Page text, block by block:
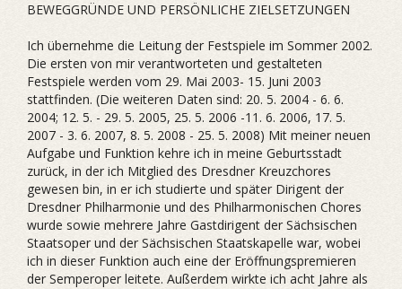
BEWEGGRÜNDE UND PERSÖNLICHE ZIELSETZUNGEN
Ich übernehme die Leitung der Festspiele im Sommer 2002.
Die ersten von mir verantworteten und gestalteten
Festspiele werden vom 29. Mai 2003- 15. Juni 2003
stattfinden. (Die weiteren Daten sind: 20. 5. 2004 - 6. 6.
2004; 12. 5. - 29. 5. 2005, 25. 5. 2006 -11. 6. 2006, 17. 5.
2007 - 3. 6. 2007, 8. 5. 2008 - 25. 5. 2008) Mit meiner neuen
Aufgabe und Funktion kehre ich in meine Geburtsstadt
zurück, in der ich Mitglied des Dresdner Kreuzchores
gewesen bin, in er ich studierte und später Dirigent der
Dresdner Philharmonie und des Philharmonischen Chores
wurde sowie mehrere Jahre Gastdirigent der Sächsischen
Staatsoper und der Sächsischen Staatskapelle war, wobei
ich in dieser Funktion auch eine der Eröffnungspremieren
der Semperoper leitete. Außerdem wirkte ich acht Jahre als